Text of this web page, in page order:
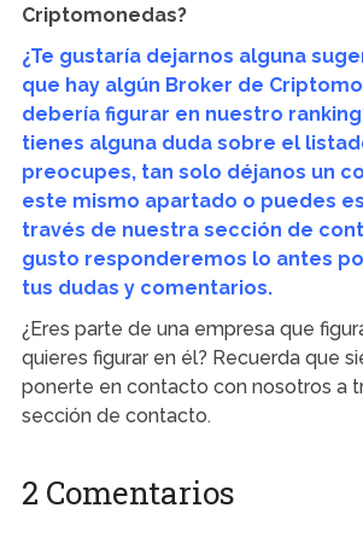
Criptomonedas?
¿Te gustaría dejarnos alguna
que hay algún Broker de
debería figurar en nuestro
tienes alguna duda sobre el
preocupes, tan solo déjanos un
este mismo apartado o puedes
través de nuestra sección de
gusto responderemos lo antes
tus dudas y comentarios.
¿Eres parte de una empresa que
quieres figurar en él? Recuerda que
ponerte en contacto con nosotros a
sección de contacto.
2 Comentarios